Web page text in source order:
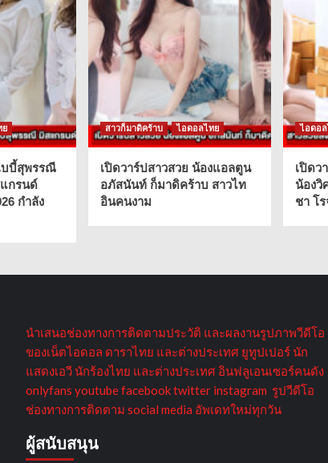
ย
บบี้สุพรรณี
แกรนด์
กำลัง
สาวก็มาดิคร้าบ ไอดอลไทย
เปิดวาร์ปสาวสวย น้องแอลตูน
อภัสนันท์ ก็มาดิคร้าบ สาวไท
อินคนงาม
ไอดอ
เปิดว
น้องวิ
ชา โ
นำเสนอช่องทางการติดตามประวัติ และผลงานรูปภาพวีดีโอ
ของเน็ตไอดอล ดาราไทย และต่างประเทศ ยูทูปเปอร์ นัก
แสดงเอวี นักร้องไทย และต่างประเทศ อินฟลูเอนเซอร์คนดัง
onlyfans youtube facebook twitter instagram รูปวีดีโอ
ช่องทางการติดตาม social media อัพเดทใหม่ทุกวัน
ผู้สนับสนุน